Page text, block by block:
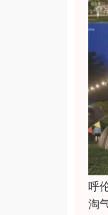
呼
淘